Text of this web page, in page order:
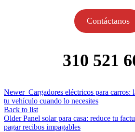
Contáctanos
310 521
Newer Cargadores eléctricos para carros:
tu vehículo cuando lo necesites
Back to list
Older Panel solar para casa: reduce tu
pagar recibos impagables